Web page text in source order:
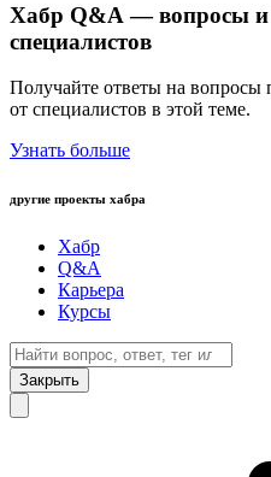
Хабр Q&A — вопросы и
специалистов
Получайте ответы на вопросы
от специалистов в этой теме.
Узнать больше
другие проекты хабра
Хабр
Q&A
Карьера
Курсы
Закрыть